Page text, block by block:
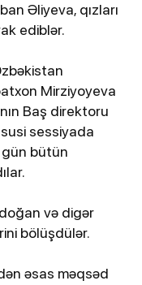
Əliyeva, qızları
ediblər.
Mirziyoyeva
Baş direktoru
sessiyada
gün bütün
və digər
bölüşdülər.
əsas məqsəd